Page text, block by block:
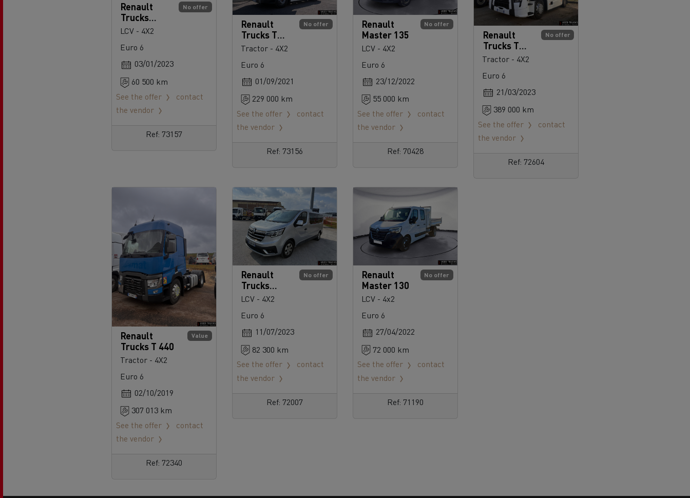
No offer
Renault
Trucks
Master
LCV - 4X2
Euro 6
03/01/2023
60 500 km
See the offer
contact
the vendor
Ref: 73157
No offer
Renault
Trucks T
520
Tractor - 4X2
Euro 6
01/09/2021
229 000 km
See the offer
contact
the vendor
Ref: 73156
No offer
Renault
Master 135
LCV - 4X2
Euro 6
23/12/2022
55 000 km
See the offer
contact
the vendor
Ref: 70428
No offer
Renault
Trucks T
480
Tractor - 4X2
Euro 6
21/03/2023
389 000 km
See the offer
contact
the vendor
Ref: 72604
Value
Renault
Trucks T 440
Tractor - 4X2
Euro 6
02/10/2019
307 013 km
See the offer
contact
the vendor
Ref: 72340
No offer
Renault
Trucks
Trafic 150
LCV - 4X2
Euro 6
11/07/2023
82 300 km
See the offer
contact
the vendor
Ref: 72007
No offer
Renault
Master 130
LCV - 4x2
Euro 6
27/04/2022
72 000 km
See the offer
contact
the vendor
Ref: 71190